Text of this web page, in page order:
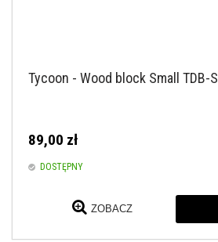
Tycoon - Wood block Small TDB-S
89,00 zł
DOSTĘPNY
ZOBACZ